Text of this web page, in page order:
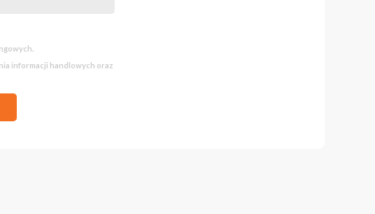
informacji handlowych oraz